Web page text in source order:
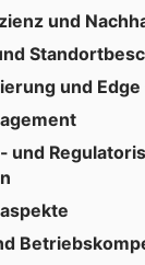
und
und
und